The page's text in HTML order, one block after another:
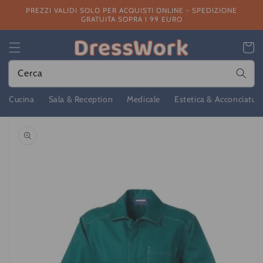
direttamente
PREZZI VALIDI SOLO PER ACQUISTI ONLINE - SPEDIZIONE
GRATUITA SOPRA I 99 EURO
Cerca
Cucina Sala & Reception Medicale Estetica & Acconciature
Carrello
Passa alle
sul prodotto